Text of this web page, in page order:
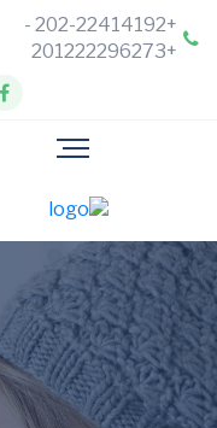
+202-22414192 -
+201222296273